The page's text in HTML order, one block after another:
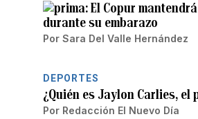
El Copur
durante su embarazo
Por Sara Del Valle Hernández
DEPORTES
¿Quién es Jaylon Carlies, el
Por Redacción El Nuevo Día